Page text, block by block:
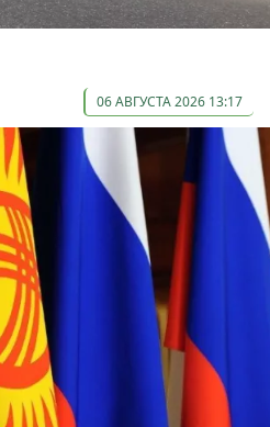
06 АВГУСТА 2026 13:17